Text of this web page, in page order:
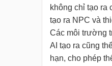
không chỉ tạo ra
tạo ra NPC và
Các môi trường
AI tạo ra cũng
hạn, cho phép